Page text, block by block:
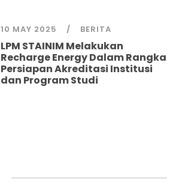
10 MAY 2025 BERITA
LPM STAINIM Melakukan
Recharge Energy Dalam Rangka
Persiapan Akreditasi Institusi
dan Program Studi